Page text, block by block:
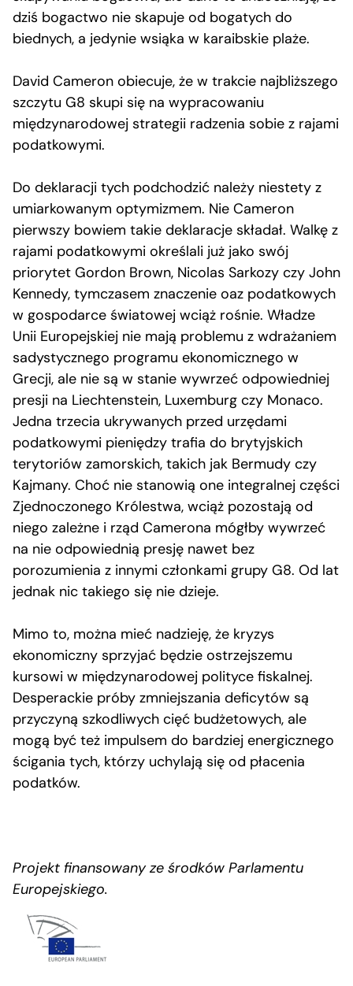
dziś bogactwo nie skapuje od bogatych do
biednych, a jedynie wsiąka w karaibskie plaże.
David Cameron obiecuje, że w trakcie najbliższego
szczytu G8 skupi się na wypracowaniu
międzynarodowej strategii radzenia sobie z rajami
podatkowymi.
Do deklaracji tych podchodzić należy niestety z
umiarkowanym optymizmem. Nie Cameron
pierwszy bowiem takie deklaracje składał. Walkę z
rajami podatkowymi określali już jako swój
priorytet Gordon Brown, Nicolas Sarkozy czy John
Kennedy, tymczasem znaczenie oaz podatkowych
w gospodarce światowej wciąż rośnie. Władze
Unii Europejskiej nie mają problemu z wdrażaniem
sadystycznego programu ekonomicznego w
Grecji, ale nie są w stanie wywrzeć odpowiedniej
presji na Liechtenstein, Luxemburg czy Monaco.
Jedna trzecia ukrywanych przed urzędami
podatkowymi pieniędzy trafia do brytyjskich
terytoriów zamorskich, takich jak Bermudy czy
Kajmany. Choć nie stanowią one integralnej części
Zjednoczonego Królestwa, wciąż pozostają od
niego zależne i rząd Camerona mógłby wywrzeć
na nie odpowiednią presję nawet bez
porozumienia z innymi członkami grupy G8. Od lat
jednak nic takiego się nie dzieje.
Mimo to, można mieć nadzieję, że kryzys
ekonomiczny sprzyjać będzie ostrzejszemu
kursowi w międzynarodowej polityce fiskalnej.
Desperackie próby zmniejszania deficytów są
przyczyną szkodliwych cięć budżetowych, ale
mogą być też impulsem do bardziej energicznego
ścigania tych, którzy uchylają się od płacenia
podatków.
Projekt finansowany ze środków Parlamentu
Europejskiego.